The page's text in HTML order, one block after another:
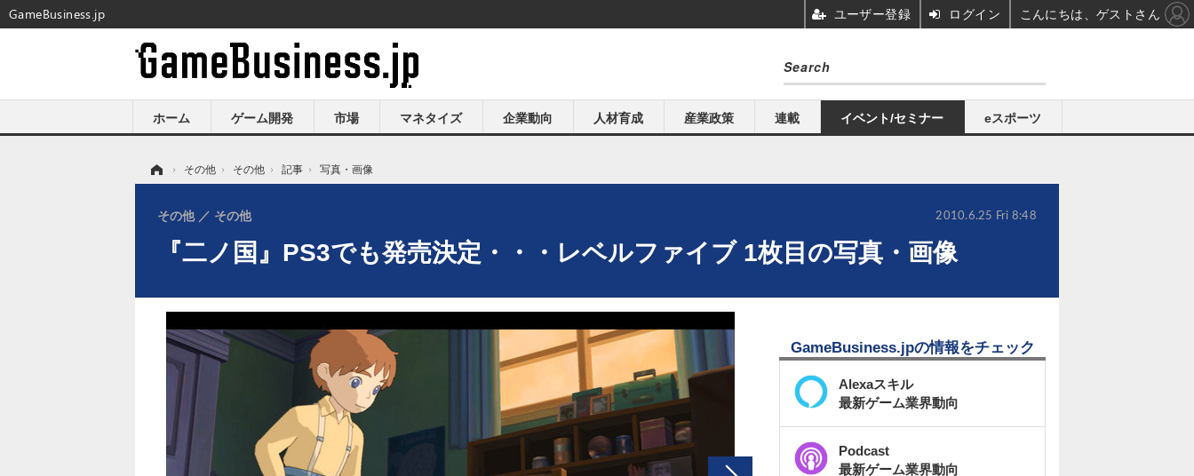
ホーム ゲーム開発 市場 マネタイズ 企業動向 人材育成 産業政策 連載 イベント/セミナー eスポーツ
› その他 › その他 › 記事 › 写真・画像
『二ノ国』PS3でも発売決定・・・レベルファイブ 1枚目の写真・画像
その他 その他 2010.6.25 Fri 8:48
GameBusiness.jpの情報をチェック
Alexaスキル
最新ゲーム業界動向
Podcast
最新ゲーム業界動向
GameBusiness.jp ユーザー登録 ログイン こんにちは、ゲストさん